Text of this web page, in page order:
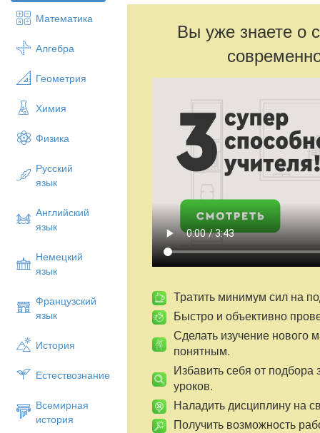
Математика
Алгебра
Геометрия
Химия
Физика
Русский
язык
Английский
язык
Немецкий
язык
Французский
язык
История
Естествознание
Всемирная
история
Вы уже знаете о
Тратить минимум сил на
Быстро и объективно
Сделать изучение нового
понятным.
Избавить себя от подбора
уроков.
Наладить дисциплину на
Получить возможность